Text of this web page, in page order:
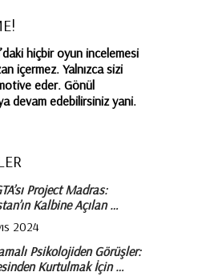
hiçbir oyun incelemesi
içermez. Yalnızca sizi
eder. Gönül
devam edebilirsiniz yani.
Project Madras:
Kalbine Açılan …
2024
Psikolojiden Görüşler:
Kurtulmak İçin …